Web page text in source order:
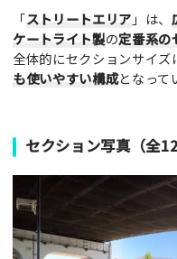
「ストリートエリア 」は、
ケートライト製の定番系の
全体的にセクションサイズ
も使いやすい構成となって
セクション写真（全12